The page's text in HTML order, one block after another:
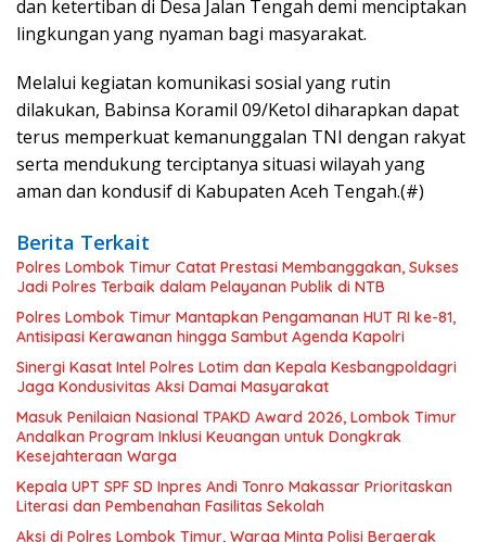
dan ketertiban di Desa Jalan Tengah demi menciptakan
lingkungan yang nyaman bagi masyarakat.
Melalui kegiatan komunikasi sosial yang rutin
dilakukan, Babinsa Koramil 09/Ketol diharapkan dapat
terus memperkuat kemanunggalan TNI dengan rakyat
serta mendukung terciptanya situasi wilayah yang
aman dan kondusif di Kabupaten Aceh Tengah.(#)
Berita Terkait
Polres Lombok Timur Catat Prestasi Membanggakan, Sukses
Jadi Polres Terbaik dalam Pelayanan Publik di NTB
Polres Lombok Timur Mantapkan Pengamanan HUT RI ke-81,
Antisipasi Kerawanan hingga Sambut Agenda Kapolri
Sinergi Kasat Intel Polres Lotim dan Kepala Kesbangpoldagri
Jaga Kondusivitas Aksi Damai Masyarakat
Masuk Penilaian Nasional TPAKD Award 2026, Lombok Timur
Andalkan Program Inklusi Keuangan untuk Dongkrak
Kesejahteraan Warga
Kepala UPT SPF SD Inpres Andi Tonro Makassar Prioritaskan
Literasi dan Pembenahan Fasilitas Sekolah
Aksi di Polres Lombok Timur, Warga Minta Polisi Bergerak